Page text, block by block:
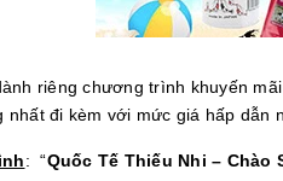
riêng chương trình khuyến
nhất đi kèm với mức giá hấp dẫn
: “Quốc Tế Thiếu Nhi – Chào